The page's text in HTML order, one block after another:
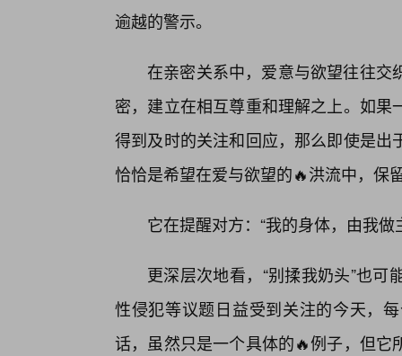
逾越的警示。
在亲密关系中，爱意与欲望往往交
密，建立在相互尊重和理解之上。如
得到及时的关注和回应，那么即使是
恰恰是希望在爱与欲望的🔥洪流中，保
它在提醒对方：“我的身体，由我
更深层次地看，“别揉我奶头”也
性侵犯等议题日益受到关注的今天，
话，虽然只是一个具体的🔥例子，但